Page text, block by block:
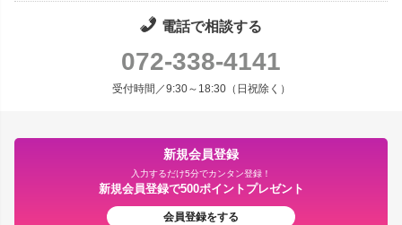
電話で相談する
072-338-4141
受付時間／9:30～18:30（日祝除く）
新規会員登録
入力するだけ5分でカンタン登録！
新規会員登録で500ポイントプレゼント
会員登録をする